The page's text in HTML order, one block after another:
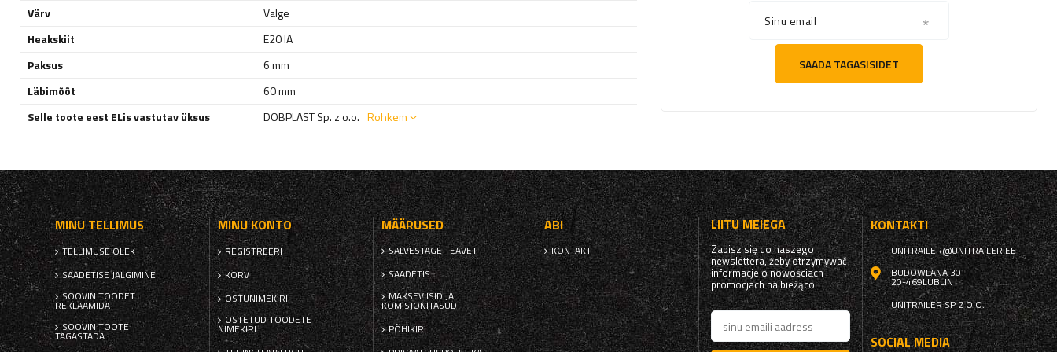
Sinu email
SAADA TAGASISIDET
Värv
Valge
Heakskiit
E20 IA
Paksus
6 mm
Läbimõõt
60 mm
Selle toote eest ELis vastutav üksus
DOBPLAST Sp. z o.o. Rohkem
MINU TELLIMUS
TELLIMUSE OLEK
SAADETISE JÄLGIMINE
SOOVIN TOODET
REKLAAMIDA
SOOVIN TOOTE
TAGASTADA
MINU KONTO
REGISTREERI
KORV
OSTUNIMEKIRI
OSTETUD TOODETE
NIMEKIRI
MÄÄRUSED
SALVESTAGE TEAVET
SAADETIS
MAKSEVIISID JA
KOMISJONITASUD
PÕHIKIRI
ABI
KONTAKT
LIITU MEIEGA
Zapisz się do naszego
newslettera, żeby otrzymywać
informacje o nowościach i
promocjach na bieżąco.
KONTAKTI
UNITRAILER@UNITRAILER.EE
BUDOWLANA 30
20-469LUBLIN
UNITRAILER SP. Z O.O.
SOCIAL MEDIA